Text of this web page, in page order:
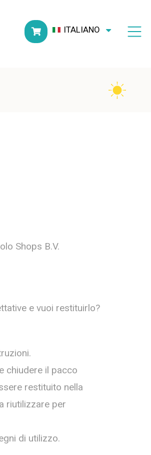
ITALIANO
Shops B.V.
e vuoi restituirlo?
chiudere il pacco
restituito nella
riutilizzare per
di utilizzo.